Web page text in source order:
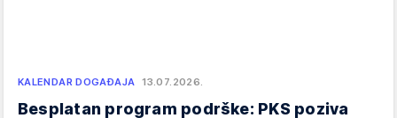
KALENDAR DOGAĐAJA 13.07.2026.
Besplatan program podrške: PKS poziva